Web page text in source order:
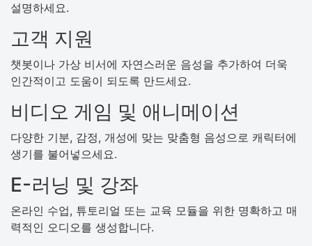
설명하세요.
고객 지원
챗봇이나 가상 비서에 자연스러운 음성을 추가하여 더욱
인간적이고 도움이 되도록 만드세요.
비디오 게임 및 애니메이션
다양한 기분, 감정, 개성에 맞는 맞춤형 음성으로 캐릭터에
생기를 불어넣으세요.
E-러닝 및 강좌
온라인 수업, 튜토리얼 또는 교육 모듈을 위한 명확하고 매
력적인 오디오를 생성합니다.